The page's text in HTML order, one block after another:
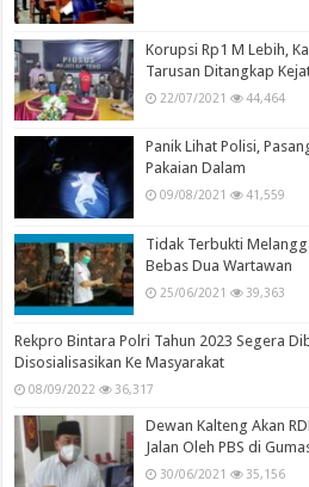
Korupsi Rp1 M Lebih,
Tarusan Ditangkap
22/07/2021 44,464
Panik Lihat Polisi,
Pakaian Dalam
09/08/2021 41,559
Tidak Terbukti
Bebas Dua Wartawan
25/06/2021 39,363
Rekpro Bintara Polri Tahun 2023 Segera
Disosialisasikan Ke Masyarakat
08/09/2022 36,317
Dewan Kalteng Akan
Jalan Oleh PBS di
30/06/2021 35,156